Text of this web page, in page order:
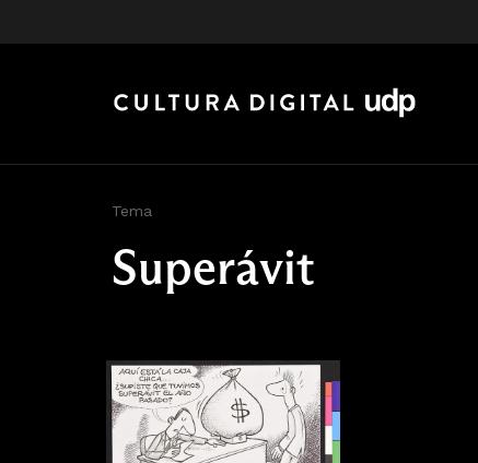
Tema
Superávit